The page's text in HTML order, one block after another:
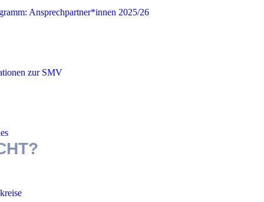
Ansprechpartner*innen 2025/26
zur SMV